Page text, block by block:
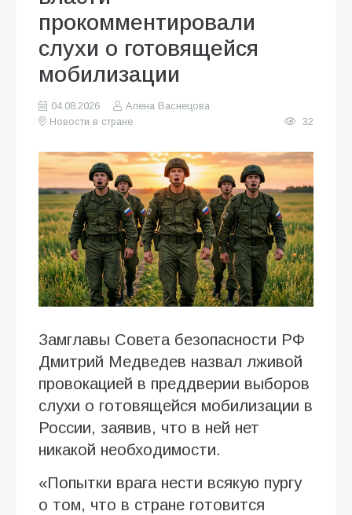
прокомментировали
слухи о готовящейся
мобилизации
04.08.2026
Алена Васнецова
Новости в стране
32
Замглавы Совета безопасности РФ
Дмитрий Медведев назвал лживой
провокацией в преддверии выборов
слухи о готовящейся мобилизации в
России, заявив, что в ней нет
никакой необходимости.
«Попытки врага нести всякую пургу
о том, что в стране готовится